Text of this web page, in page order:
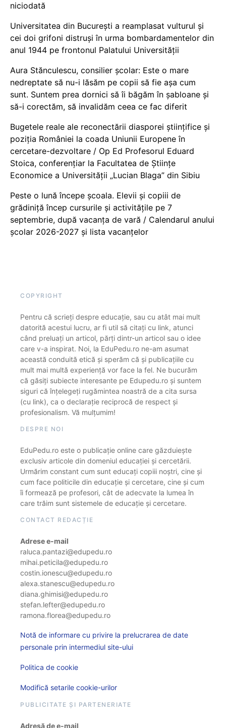
niciodată
Universitatea din București a reamplasat vulturul și
cei doi grifoni distruși în urma bombardamentelor din
anul 1944 pe frontonul Palatului Universității
Aura Stănculescu, consilier școlar: Este o mare
nedreptate să nu-i lăsăm pe copii să fie așa cum
sunt. Suntem prea dornici să îi băgăm în șabloane și
să-i corectăm, să invalidăm ceea ce fac diferit
Bugetele reale ale reconectării diasporei științifice și
poziția României la coada Uniunii Europene în
cercetare-dezvoltare / Op Ed Profesorul Eduard
Stoica, conferențiar la Facultatea de Științe
Economice a Universității „Lucian Blaga” din Sibiu
Peste o lună începe școala. Elevii și copiii de
grădiniță încep cursurile și activitățile pe 7
septembrie, după vacanța de vară / Calendarul anului
școlar 2026-2027 și lista vacanțelor
COPYRIGHT
Pentru că scrieți despre educație, sau cu atât mai mult
datorită acestui lucru, ar fi util să citați cu link, atunci
când preluați un articol, părți dintr-un articol sau o idee
care v-a inspirat. Noi, la EduPedu.ro ne-am asumat
această conduită etică și sperăm că și publicațiile cu
mult mai multă experiență vor face la fel. Ne bucurăm
că găsiți subiecte interesante pe Edupedu.ro și suntem
siguri că înțelegeți rugămintea noastră de a cita sursa
(cu link), ca o declarație reciprocă de respect și
profesionalism. Vă mulțumim!
DESPRE NOI
EduPedu.ro este o publicație online care găzduiește
exclusiv articole din domeniul educației și cercetării.
Urmărim constant cum sunt educați copiii noștri, cine și
cum face politicile din educație și cercetare, cine și cum
îi formează pe profesori, cât de adecvate la lumea în
care trăim sunt sistemele de educație și cercetare.
CONTACT REDACȚIE
Adrese e-mail
raluca.pantazi@edupedu.ro
mihai.peticila@edupedu.ro
costin.ionescu@edupedu.ro
alexa.stanescu@edupedu.ro
diana.ghimisi@edupedu.ro
stefan.lefter@edupedu.ro
ramona.florea@edupedu.ro
Notă de informare cu privire la prelucrarea de date
personale prin intermediul site-ului
Politica de cookie
Modifică setarile cookie-urilor
PUBLICITATE ȘI PARTENERIATE
Adresă de e-mail